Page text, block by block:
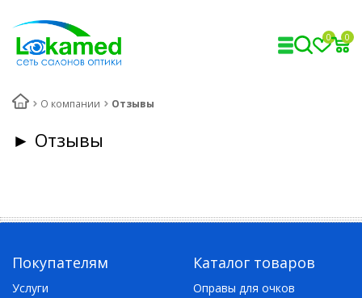
0 0
О компании Отзывы
► Отзывы
Покупателям
Услуги
Каталог товаров
Оправы для очков